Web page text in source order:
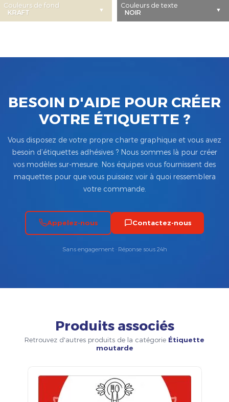
Couleurs de fond Couleurs de texte
BESOIN D'AIDE POUR CRÉER
VOTRE ÉTIQUETTE ?
Vous disposez de votre propre charte graphique et vous avez
besoin d’étiquettes adhésives ? Nous sommes là pour créer
vos modèles sur-mesure. Nos équipes vous fournissent des
maquettes pour que vous puissiez voir à quoi ressemblera
votre commande.
Appelez-nous Contactez-nous
Sans engagement · Réponse sous 24h
Produits associés
Retrouvez d'autres produits de la catégorie Étiquette
moutarde